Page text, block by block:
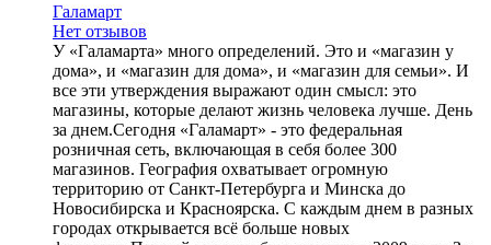
Галамарт
Нет отзывов
У «Галамарта» много определений. Это и «магазин у
дома», и «магазин для дома», и «магазин для семьи». И
все эти утверждения выражают один смысл: это
магазины, которые делают жизнь человека лучше. День
за днем.Сегодня «Галамарт» - это федеральная
розничная сеть, включающая в себя более 300
магазинов. География охватывает огромную
территорию от Санкт-Петербурга и Минска до
Новосибирска и Красноярска. С каждым днем в разных
городах открывается всё больше новых